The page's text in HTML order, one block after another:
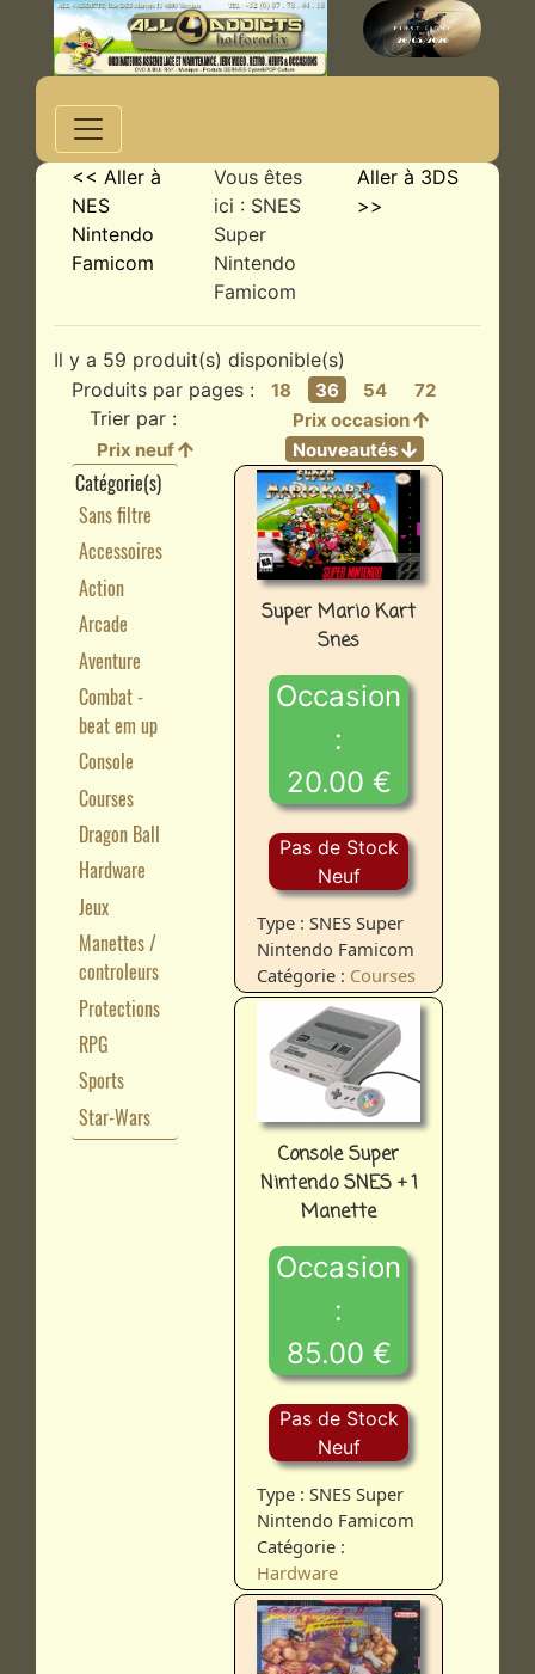
<< Aller à
NES
Nintendo
Famicom
Vous êtes
ici : SNES
Super
Nintendo
Famicom
Aller à 3DS
>>
Il y a 59 produit(s) disponible(s)
Produits par pages :
18 36 54 72
Trier par :
Prix occasion
Prix neuf
Nouveautés
Catégorie(s)
Sans filtre
Accessoires
Action
Arcade
Aventure
Combat -
beat em up
Console
Courses
Dragon Ball
Hardware
Jeux
Manettes /
controleurs
Protections
RPG
Sports
Star-Wars
Super Mario Kart
Snes
Occasion
:
20.00 €
Pas de Stock
Neuf
Type : SNES Super
Nintendo Famicom
Catégorie : Courses
Console Super
Nintendo SNES + 1
Manette
Occasion
:
85.00 €
Pas de Stock
Neuf
Type : SNES Super
Nintendo Famicom
Catégorie :
Hardware